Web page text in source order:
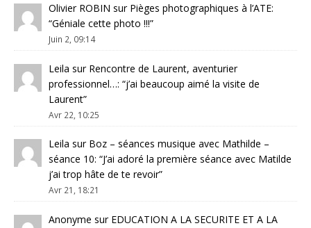
Olivier ROBIN sur Pièges photographiques à l’ATE:
“Géniale cette photo !!!”
Juin 2, 09:14
Leila sur Rencontre de Laurent, aventurier
professionnel…: “j’ai beaucoup aimé la visite de
Laurent”
Avr 22, 10:25
Leila sur Boz – séances musique avec Mathilde –
séance 10: “J’ai adoré la première séance avec Matilde
j’ai trop hâte de te revoir”
Avr 21, 18:21
Anonyme sur EDUCATION A LA SECURITE ET A LA